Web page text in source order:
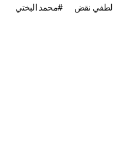
لطفي نقض
محمد البختي